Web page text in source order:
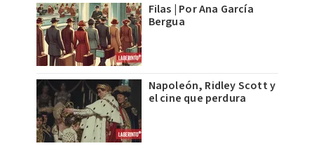
Filas | Por Ana García
Bergua
Napoleón, Ridley Scott y
el cine que perdura